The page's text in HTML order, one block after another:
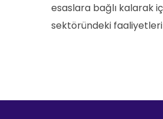
esaslara bağlı kalarak
sektöründeki faaliyetleri